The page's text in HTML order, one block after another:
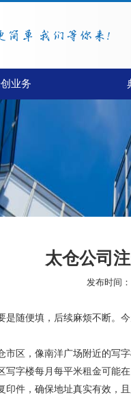
业务
太仓公司
发布时间
是随便填，后续麻烦不断。
区，像南洋广场附近的写
字楼每月每平米租金可能
件，确保地址真实有效，且